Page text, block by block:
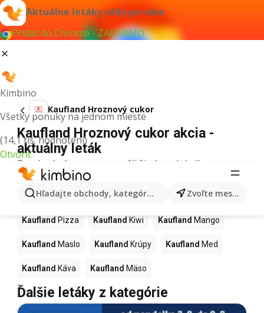
Aktuálne letáky vždy po ruke
Pridať do Chrome - ZADARMO
Kimbino
Všetky ponuky na jednom mieste
(14,1 tis. hodnotení)
Otvoriť
Hľadajte obchody, kategórie, produkty... Zvoľte mesto
Kaufland Hroznový cukor
Kaufland Hroznový cukor akcia -
aktuálny leták
Pre daný výraz sme nenašli žiadne výsledky.
Ďalšie produkty v obchodoch
Kaufland
Kaufland Pizza Kaufland Kiwi Kaufland Mango
Kaufland Maslo Kaufland Krúpy Kaufland Med
Kaufland Káva Kaufland Mäso
Ďalšie letáky z kategórie